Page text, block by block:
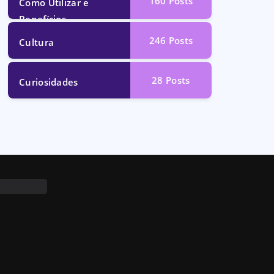
Como Utilizar e
Benefícios
Cultura 246 Posts
Curiosidades 28 Posts